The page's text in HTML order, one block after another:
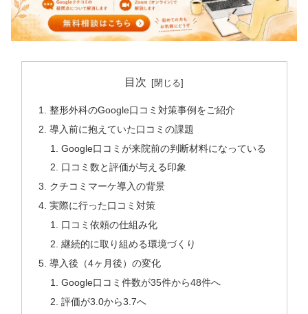
目次
整形外科のGoogle口コミ対策事例をご紹介
導入前に抱えていた口コミの課題
Google口コミが来院前の判断材料になっている
口コミ数と評価が与える印象
クチコミマーケ導入の背景
実際に行った口コミ対策
口コミ依頼の仕組み化
継続的に取り組める環境づくり
導入後（4ヶ月後）の変化
Google口コミ件数が35件から48件へ
評価が3.0から3.7へ